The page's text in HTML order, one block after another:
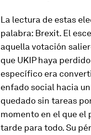
La lectura de estas
palabra: Brexit. El
aquella votación
que UKIP haya
específico era
enfado social hacia
quedado sin tareas
momento en el que el
tarde para todo. Su